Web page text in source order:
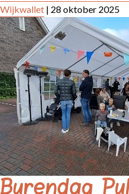
Wijkwallet | 28 oktober 2025
Burendag